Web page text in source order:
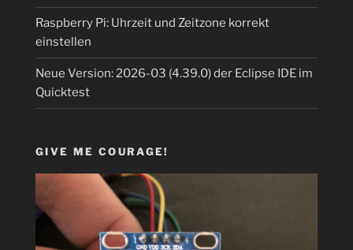
Raspberry Pi: Uhrzeit und Zeitzone korrekt
einstellen
Neue Version: 2026-03 (4.39.0) der Eclipse IDE im
Quicktest
GIVE ME COURAGE!